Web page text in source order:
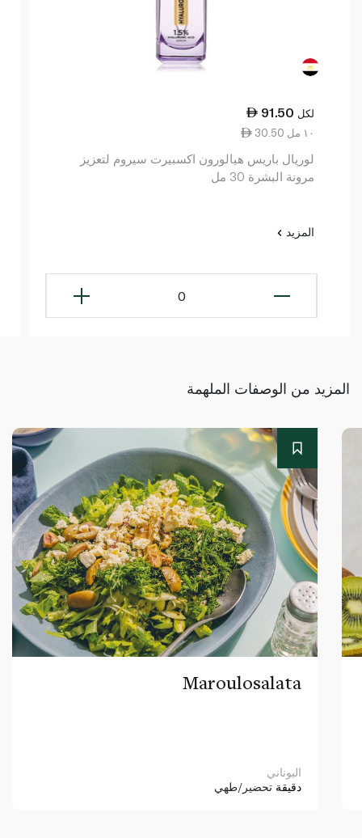
91.50 لكل
30.50 ١٠ مل
لوريال باريس هيالورون اكسبيرت سيروم لتعزيز
مرونة البشرة 30 مل
المزيد
0
المزيد من الوصفات الملهمة
Maroulosalata
اليوناني
دقيقة تحضير/طهي